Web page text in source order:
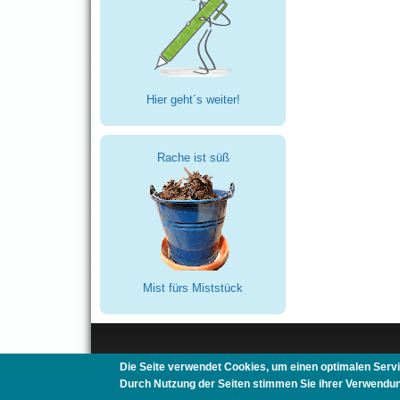
Hier geht´s weiter!
Rache ist süß
Mist fürs Miststück
Mitwohnen.org|Mitreisen.org|Au-Pair-Box.com|
Die Seite verwendet Cookies, um einen optimalen
Durch Nutzung der Seiten stimmen Sie ihrer